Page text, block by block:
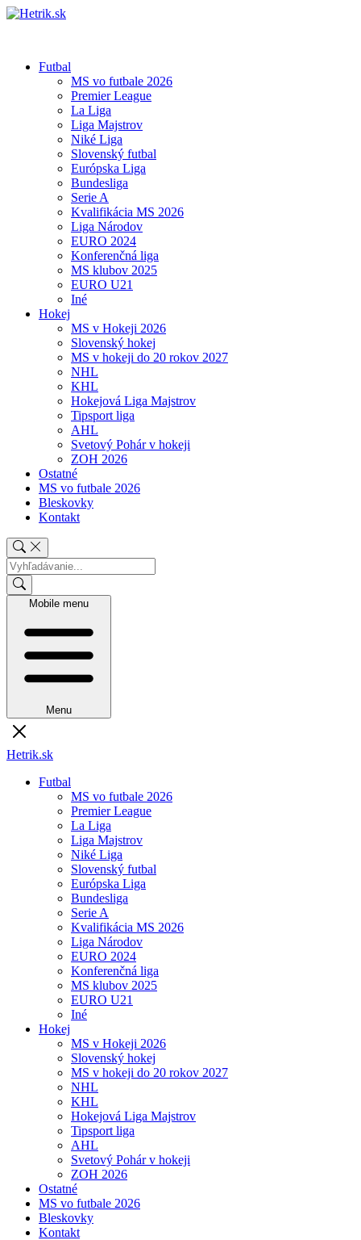
Futbal
MS vo futbale 2026
Premier League
La Liga
Liga Majstrov
Niké Liga
Slovenský futbal
Európska Liga
Bundesliga
Serie A
Kvalifikácia MS 2026
Liga Národov
EURO 2024
Konferenčná liga
MS klubov 2025
EURO U21
Iné
Hokej
MS v Hokeji 2026
Slovenský hokej
MS v hokeji do 20 rokov 2027
NHL
KHL
Hokejová Liga Majstrov
Tipsport liga
AHL
Svetový Pohár v hokeji
ZOH 2026
Ostatné
MS vo futbale 2026
Bleskovky
Kontakt
Mobile menu
Menu
Hetrik.sk
Futbal
MS vo futbale 2026
Premier League
La Liga
Liga Majstrov
Niké Liga
Slovenský futbal
Európska Liga
Bundesliga
Serie A
Kvalifikácia MS 2026
Liga Národov
EURO 2024
Konferenčná liga
MS klubov 2025
EURO U21
Iné
Hokej
MS v Hokeji 2026
Slovenský hokej
MS v hokeji do 20 rokov 2027
NHL
KHL
Hokejová Liga Majstrov
Tipsport liga
AHL
Svetový Pohár v hokeji
ZOH 2026
Ostatné
MS vo futbale 2026
Bleskovky
Kontakt